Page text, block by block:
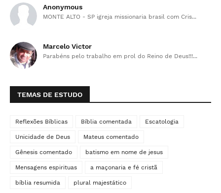
Anonymous
MONTE ALTO - SP igreja missionaria brasil com Cris...
Marcelo Victor
Parabéns pelo trabalho em prol do Reino de Deus!!!...
TEMAS DE ESTUDO
Reflexões Bíblicas Bíblia comentada Escatologia
Unicidade de Deus Mateus comentado
Gênesis comentado batismo em nome de jesus
Mensagens espirituas a maçonaria e fé cristã
bíblia resumida plural majestático